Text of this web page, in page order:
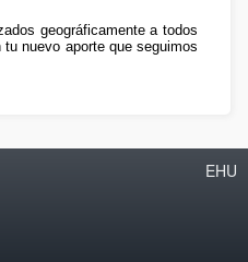
geográficamente a todos
nuevo aporte que seguimos
EHU